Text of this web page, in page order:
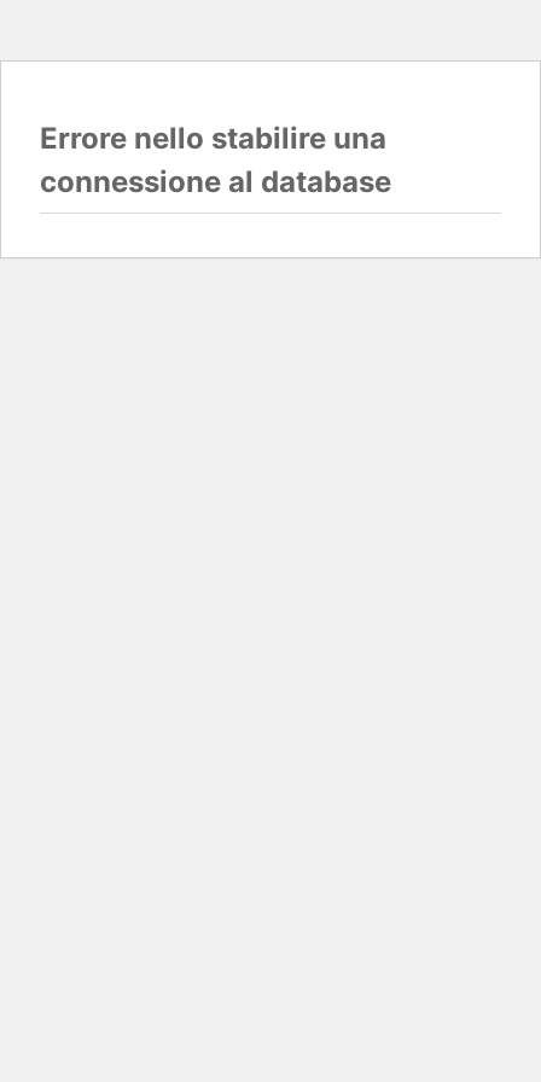
Errore nello stabilire una
connessione al database